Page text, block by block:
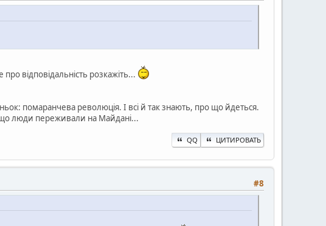
про відповідальність розкажіть...
помаранчева революція. І всі й так знають, про що йдеться.
що люди переживали на Майдані...
QQ ЦИТИРОВАТЬ
#8